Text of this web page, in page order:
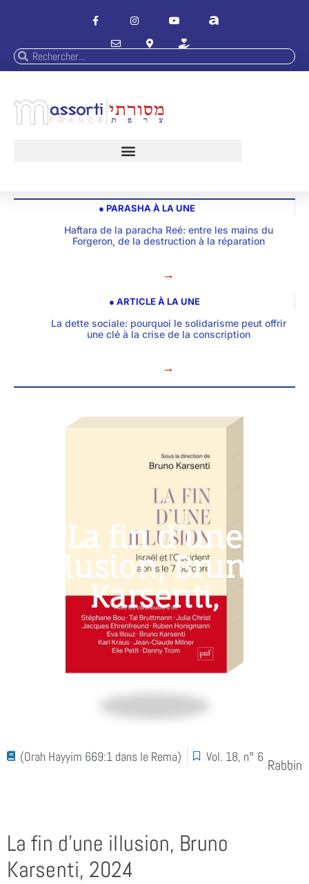
● PARASHA À LA UNE
Haftara de la paracha Reé: entre les mains du
Forgeron, de la destruction à la réparation
→
● ARTICLE À LA UNE
La dette sociale: pourquoi le solidarisme peut offrir
une clé à la crise de la conscription
→
La fin d’une
illusion, Bruno
Karsenti,
(Orah Hayyim 669:1 dans le Rema) Vol. 18, n° 6 Rabbin
La fin d’une illusion, Bruno
Karsenti, 2024